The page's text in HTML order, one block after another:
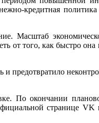
кредитная
Масштаб
от того, как быстро
предотвратило
По окончании
странице VK